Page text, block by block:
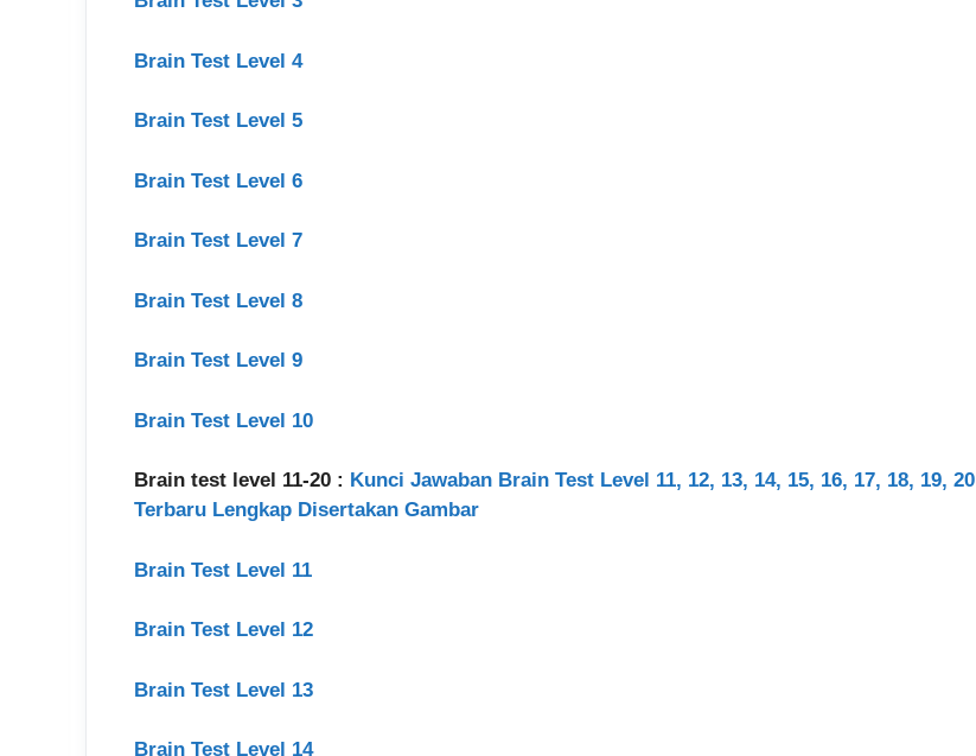
Brain Test Level 4
Brain Test Level 5
Brain Test Level 6
Brain Test Level 7
Brain Test Level 8
Brain Test Level 9
Brain Test Level 10
Brain test level 11-20 : Kunci Jawaban Brain Test Level 11, 12, 13, 14, 15, 16, 17, 18, 19, 20
Terbaru Lengkap Disertakan Gambar
Brain Test Level 11
Brain Test Level 12
Brain Test Level 13
Brain Test Level 14